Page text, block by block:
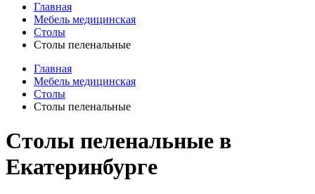
Главная
Мебель медицинская
Столы
Столы пеленальные
Главная
Мебель медицинская
Столы
Столы пеленальные
Столы пеленальные в
Екатеринбурге